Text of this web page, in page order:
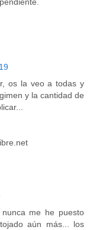
os la veo a todas y
y la cantidad de
me he puesto
aún más... los